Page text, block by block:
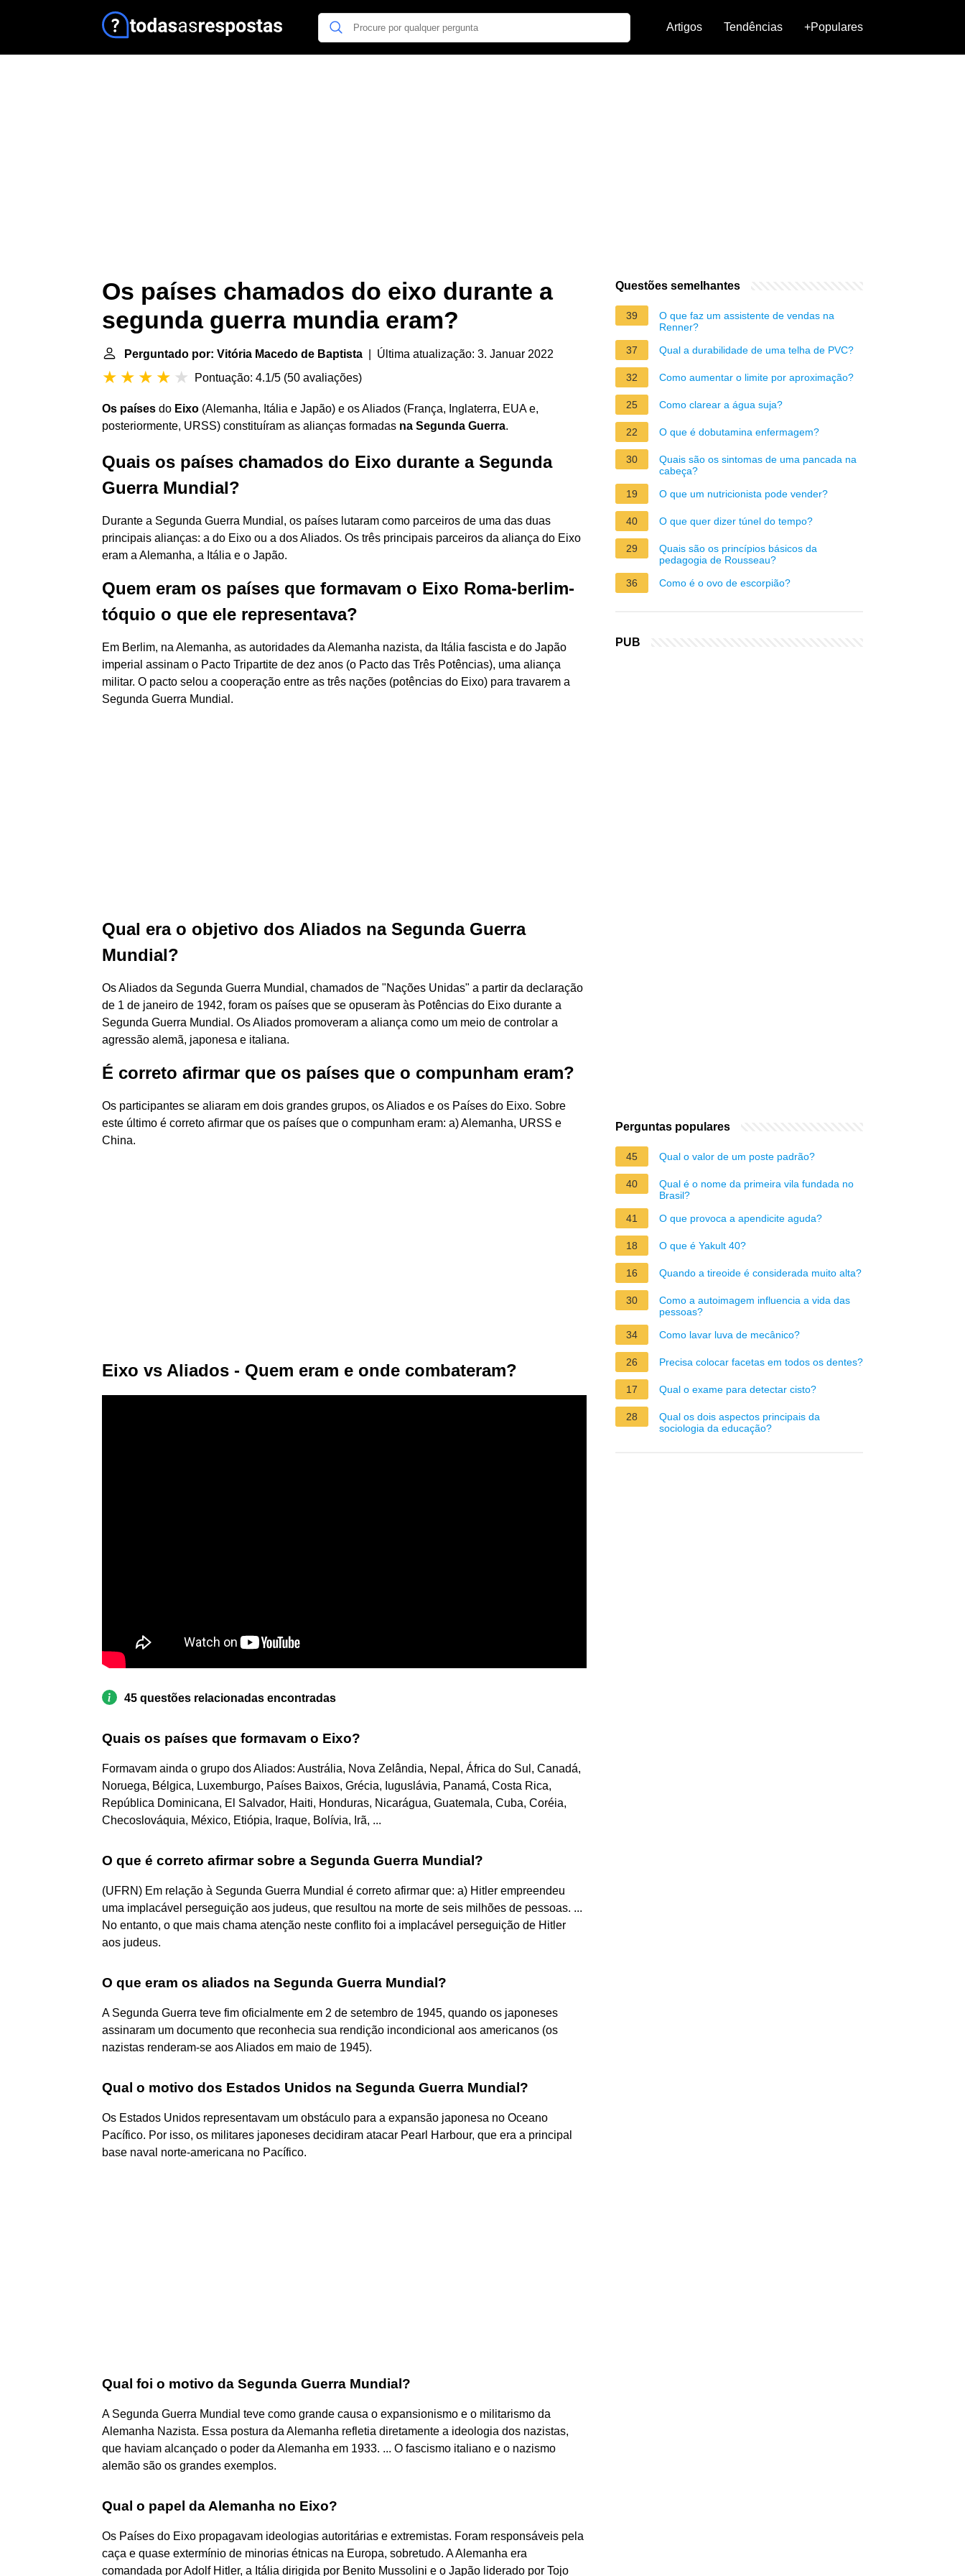
Artigos Tendências +Populares
Os países chamados do eixo durante a
segunda guerra mundia eram?
Perguntado por: Vitória Macedo de Baptista | Última atualização: 3. Januar 2022
Pontuação: 4.1/5 (50 avaliações)
Os países do Eixo (Alemanha, Itália e Japão) e os Aliados (França, Inglaterra, EUA e,
posteriormente, URSS) constituíram as alianças formadas na Segunda Guerra.
Quais os países chamados do Eixo durante a Segunda
Guerra Mundial?
Durante a Segunda Guerra Mundial, os países lutaram como parceiros de uma das duas
principais alianças: a do Eixo ou a dos Aliados. Os três principais parceiros da aliança do Eixo
eram a Alemanha, a Itália e o Japão.
Quem eram os países que formavam o Eixo Roma-berlim-
tóquio o que ele representava?
Em Berlim, na Alemanha, as autoridades da Alemanha nazista, da Itália fascista e do Japão
imperial assinam o Pacto Tripartite de dez anos (o Pacto das Três Potências), uma aliança
militar. O pacto selou a cooperação entre as três nações (potências do Eixo) para travarem a
Segunda Guerra Mundial.
Qual era o objetivo dos Aliados na Segunda Guerra
Mundial?
Os Aliados da Segunda Guerra Mundial, chamados de "Nações Unidas" a partir da declaração
de 1 de janeiro de 1942, foram os países que se opuseram às Potências do Eixo durante a
Segunda Guerra Mundial. Os Aliados promoveram a aliança como um meio de controlar a
agressão alemã, japonesa e italiana.
É correto afirmar que os países que o compunham eram?
Os participantes se aliaram em dois grandes grupos, os Aliados e os Países do Eixo. Sobre
este último é correto afirmar que os países que o compunham eram: a) Alemanha, URSS e
China.
Eixo vs Aliados - Quem eram e onde combateram?
45 questões relacionadas encontradas
Quais os países que formavam o Eixo?
Formavam ainda o grupo dos Aliados: Austrália, Nova Zelândia, Nepal, África do Sul, Canadá,
Noruega, Bélgica, Luxemburgo, Países Baixos, Grécia, Iuguslávia, Panamá, Costa Rica,
República Dominicana, El Salvador, Haiti, Honduras, Nicarágua, Guatemala, Cuba, Coréia,
Checoslováquia, México, Etiópia, Iraque, Bolívia, Irã, ...
O que é correto afirmar sobre a Segunda Guerra Mundial?
(UFRN) Em relação à Segunda Guerra Mundial é correto afirmar que: a) Hitler empreendeu
uma implacável perseguição aos judeus, que resultou na morte de seis milhões de pessoas. ...
No entanto, o que mais chama atenção neste conflito foi a implacável perseguição de Hitler
aos judeus.
O que eram os aliados na Segunda Guerra Mundial?
A Segunda Guerra teve fim oficialmente em 2 de setembro de 1945, quando os japoneses
assinaram um documento que reconhecia sua rendição incondicional aos americanos (os
nazistas renderam-se aos Aliados em maio de 1945).
Qual o motivo dos Estados Unidos na Segunda Guerra Mundial?
Os Estados Unidos representavam um obstáculo para a expansão japonesa no Oceano
Pacífico. Por isso, os militares japoneses decidiram atacar Pearl Harbour, que era a principal
base naval norte-americana no Pacífico.
Qual foi o motivo da Segunda Guerra Mundial?
A Segunda Guerra Mundial teve como grande causa o expansionismo e o militarismo da
Alemanha Nazista. Essa postura da Alemanha refletia diretamente a ideologia dos nazistas,
que haviam alcançado o poder da Alemanha em 1933. ... O fascismo italiano e o nazismo
alemão são os grandes exemplos.
Qual o papel da Alemanha no Eixo?
Os Países do Eixo propagavam ideologias autoritárias e extremistas. Foram responsáveis pela
caça e quase extermínio de minorias étnicas na Europa, sobretudo. A Alemanha era
comandada por Adolf Hitler, a Itália dirigida por Benito Mussolini e o Japão liderado por Tojo
Questões semelhantes
39
O que faz um assistente de vendas na
Renner?
37
Qual a durabilidade de uma telha de PVC?
32 Como aumentar o limite por aproximação?
25 Como clarear a água suja?
22 O que é dobutamina enfermagem?
30
Quais são os sintomas de uma pancada na
cabeça?
19
O que um nutricionista pode vender?
40 O que quer dizer túnel do tempo?
29
Quais são os princípios básicos da
pedagogia de Rousseau?
36
Como é o ovo de escorpião?
PUB
Perguntas populares
45 Qual o valor de um poste padrão?
40
Qual é o nome da primeira vila fundada no
Brasil?
41
O que provoca a apendicite aguda?
18 O que é Yakult 40?
16 Quando a tireoide é considerada muito alta?
30
Como a autoimagem influencia a vida das
pessoas?
34
Como lavar luva de mecânico?
26 Precisa colocar facetas em todos os dentes?
17 Qual o exame para detectar cisto?
28
Qual os dois aspectos principais da
sociologia da educação?